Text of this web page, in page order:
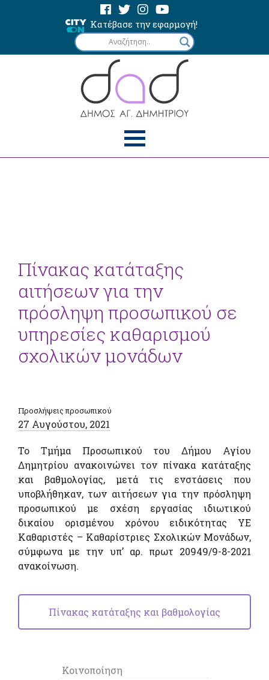
Κατέβασε την εφαρμογή!
Πίνακας κατάταξης
αιτήσεων για την
πρόσληψη προσωπικού σε
υπηρεσίες καθαρισμού
σχολικών μονάδων
Προσλήψεις προσωπικού
27 Αυγούστου, 2021
Το Τμήμα Προσωπικού του Δήμου Αγίου
Δημητρίου ανακοινώνει τον πίνακα κατάταξης
και βαθμολογίας, μετά τις ενστάσεις που
υποβλήθηκαν, των αιτήσεων για την πρόσληψη
προσωπικού με σχέση εργασίας ιδιωτικού
δικαίου ορισμένου χρόνου ειδικότητας ΥΕ
Καθαριστές – Καθαρίστριες Σχολικών Μονάδων,
σύμφωνα με την υπ’ αρ. πρωτ 20949/9-8-2021
ανακοίνωση.
Πίνακας κατάταξης και βαθμολογίας
Κοινοποίηση